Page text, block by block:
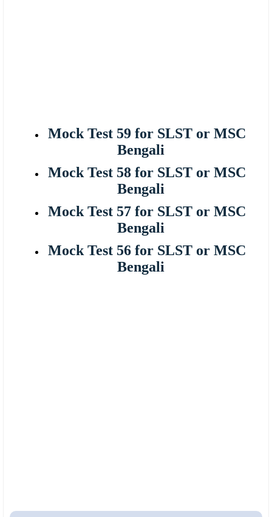
Mock Test 59 for SLST or MSC
Bengali
Mock Test 58 for SLST or MSC
Bengali
Mock Test 57 for SLST or MSC
Bengali
Mock Test 56 for SLST or MSC
Bengali